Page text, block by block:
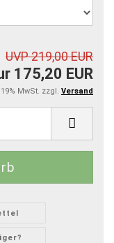
UVP 219,00 EUR
175,20 EUR
MwSt. zzgl. Versand